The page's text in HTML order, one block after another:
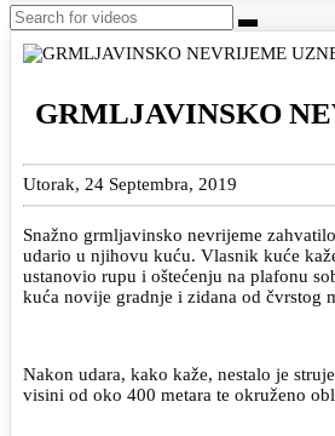
GRMLJAVINSKO
Utorak, 24 Septembra, 2019
Snažno grmljavinsko nevrijeme
udario u njihovu kuću. Vlasnik kuće
ustanovio rupu i oštećenju na plafonu
kuća novije gradnje i zidana od čvrstog
Nakon udara, kako kaže, nestalo je
visini od oko 400 metara te okruženo